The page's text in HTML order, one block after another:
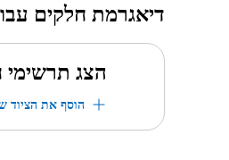
דיאגרמת חלקים
הצג תרשימי
הוסף את הציוד